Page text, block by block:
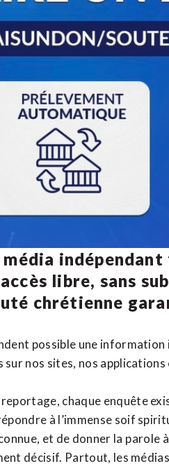
indépendant
libre, sans
chrétienne
possible une
sur nos sites, nos applications
chaque enquête
à l’immense soif
et de donner la parole
décisif. Partout, les